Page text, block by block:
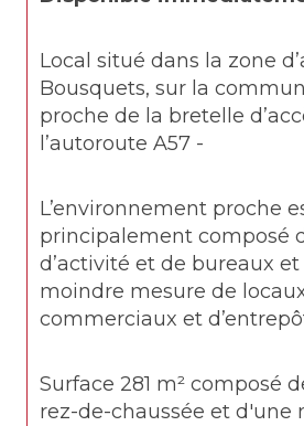
Local situé dans la zone
Bousquets, sur la
proche de la bretelle
l’autoroute A57 -
L’environnement proche
principalement composé
d’activité et de bureaux
moindre mesure de
commerciaux et
Surface 281 m² composé
rez-de-chaussée et d'une